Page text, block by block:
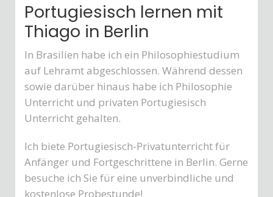
Portugiesisch lernen mit
Thiago in Berlin
In Brasilien habe ich ein Philosophiestudium
auf Lehramt abgeschlossen. Während dessen
sowie darüber hinaus habe ich Philosophie
Unterricht und privaten Portugiesisch
Unterricht gehalten.
Ich biete Portugiesisch-Privatunterricht für
Anfänger und Fortgeschrittene in Berlin. Gerne
besuche ich Sie für eine unverbindliche und
kostenlose Probestunde!